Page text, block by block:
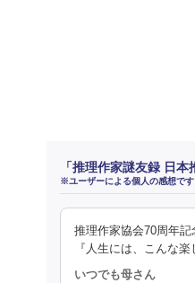
「推理作家謎友録 日
※ユーザーによる個人の感想です
推理作家協会70周年
『人生には、こんな
いつでも母さん